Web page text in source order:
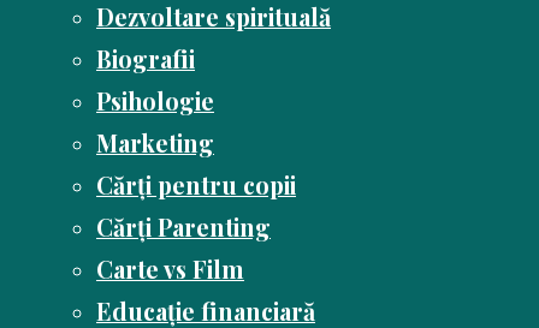
Dezvoltare spirituală
Biografii
Psihologie
Marketing
Cărți pentru copii
Cărți Parenting
Carte vs Film
Educație financiară